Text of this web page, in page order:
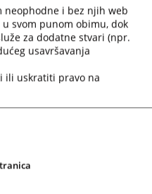
sa prethodnog sastanka
održan 10.6.2025. godine u
kada su diskutirane teme:
nedostatku u
prije podnošenja tužbe“,
sopstvene mjenice
i „Elementi mjenice i
ovih tema usuglašena su
unutar Panel sudova.
shvaćanja će biti objavljena
nego i široj javnosti,
shvaćanja pripreme i
neophodne i bez njih web
svom punom obimu, dok
za dodatne stvari (npr.
usavršavanja
ili uskratiti pravo na